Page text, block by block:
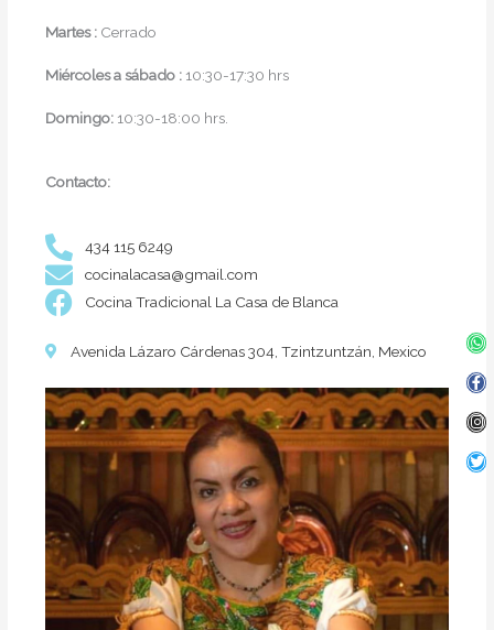
Martes : Cerrado
Miércoles asábado : 10:30-17:30 hrs
Domingo: 10:30-18:00 hrs.
Contacto:
434 115 6249
cocinalacasa@gmail.com
Cocina Tradicional La Casa de Blanca
Avenida Lázaro Cárdenas 304, Tzintzuntzán, Mexico
f